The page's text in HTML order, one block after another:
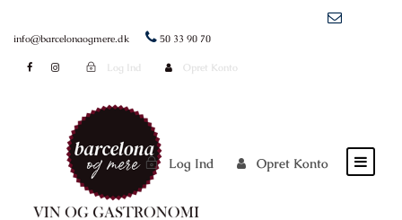
info@barcelonaogmere.dk 50 33 90 70
Log Ind Opret Konto
Log Ind Opret Konto